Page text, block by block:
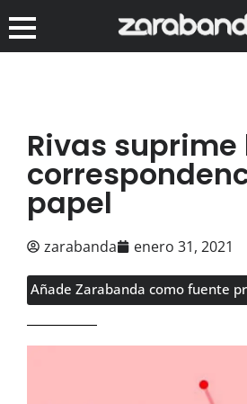
Rivas suprime
papel
zarabanda enero 31, 2021
Añade Zarabanda como fuente